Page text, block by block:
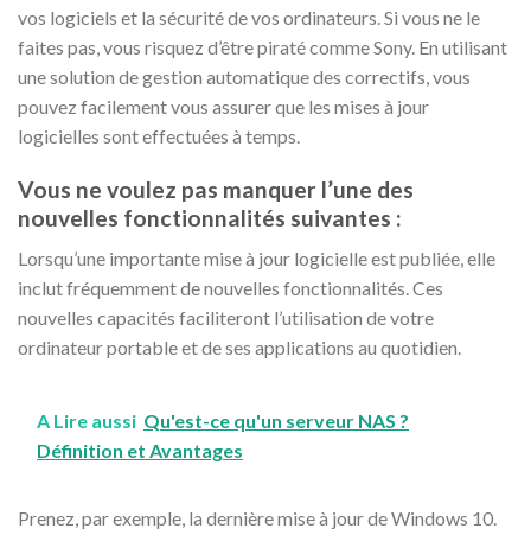
vos logiciels et la sécurité de vos ordinateurs. Si vous ne le
faites pas, vous risquez d’être piraté comme Sony. En utilisant
une solution de gestion automatique des correctifs, vous
pouvez facilement vous assurer que les mises à jour
logicielles sont effectuées à temps.
Vous ne voulez pas manquer l’une des
nouvelles fonctionnalités suivantes :
Lorsqu’une importante mise à jour logicielle est publiée, elle
inclut fréquemment de nouvelles fonctionnalités. Ces
nouvelles capacités faciliteront l’utilisation de votre
ordinateur portable et de ses applications au quotidien.
A Lire aussi Qu'est-ce qu'un serveur NAS ?
Définition et Avantages
Prenez, par exemple, la dernière mise à jour de Windows 10.